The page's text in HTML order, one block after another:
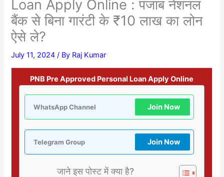
Loan Apply Online : पंजाब नेशनल
बैंक से बिना गारंटी के ₹10 लाख का लोन
ऐसे ले?
July 11, 2024/ By Raj Kumar
PNB Pre Approved Personal Loan Apply Online
WhatsApp Channel Join Now
Telegram Group Join Now
जाने इस पोस्ट में क्या है?